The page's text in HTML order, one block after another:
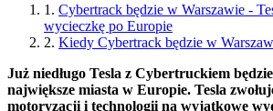
1. Cybertrack będzie w Warszawie -
wycieczkę po Europie
2. Kiedy Cybertrack będzie w
Już niedługo Tesla z Cybertruckiem
największe miasta w Europie. Tesla
motoryzacji i technologii na wyjątkowe